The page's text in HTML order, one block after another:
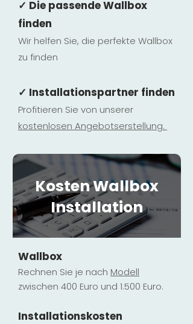
✓ Die passende Wallbox
finden
Wir helfen Sie, die perfekte Wallbox
zu finden
✓ Installationspartner finden
Profitieren Sie von unserer
kostenlosen Angebotserstellung.
Kosten Wallbox
Installation
Wallbox
Rechnen Sie je nach Modell
zwischen 400 Euro und 1.500 Euro.
Installationskosten